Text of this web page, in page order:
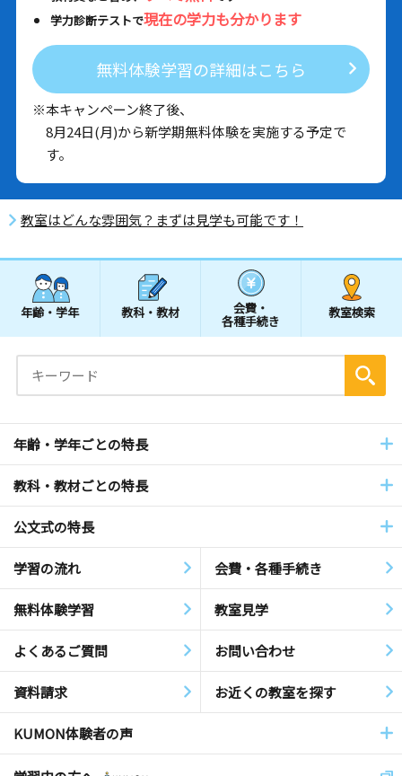
学力診断テストで現在の学力も分かります
無料体験学習の詳細はこちら
※本キャンペーン終了後、
8月24日(月)から新学期無料体験を実施する予定で
す。
教室はどんな雰囲気？まずは見学も可能です！
年齢・学年 教科・教材 会費・
各種手続き
教室検索
年齢・学年ごとの特長
教科・教材ごとの特長
公文式の特長
学習の流れ 会費・各種手続き
無料体験学習 教室見学
よくあるご質問 お問い合わせ
資料請求 お近くの教室を探す
KUMON体験者の声